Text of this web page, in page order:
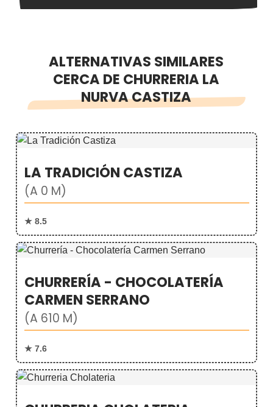
ALTERNATIVAS SIMILARES
CERCA DE CHURRERIA LA
NURVA CASTIZA
LA TRADICIÓN CASTIZA
(A 0 M)
★ 8.5
CHURRERÍA - CHOCOLATERÍA
CARMEN SERRANO
(A 610 M)
★ 7.6